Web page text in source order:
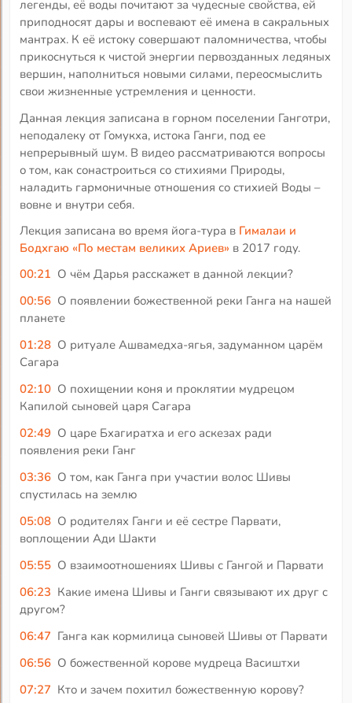
легенды, её воды почитают за чудесные свойства, ей
приподносят дары и воспевают её имена в сакральных
мантрах. К её истоку совершают паломничества, чтобы
прикоснуться к чистой энергии первозданных ледяных
вершин, наполниться новыми силами, переосмыслить
свои жизненные устремления и ценности.
Данная лекция записана в горном поселении Ганготри,
неподалеку от Гомукха, истока Ганги, под ее
непрерывный шум. В видео рассматриваются вопросы
о том, как сонастроиться со стихиями Природы,
наладить гармоничные отношения со стихией Воды –
вовне и внутри себя.
Лекция записана во время йога-тура в Гималаи и
Бодхгаю «По местам великих Ариев» в 2017 году.
00:21 О чём Дарья расскажет в данной лекции?
00:56 О появлении божественной реки Ганга на нашей
планете
01:28 О ритуале Ашвамедха-ягья, задуманном царём
Сагара
02:10 О похищении коня и проклятии мудрецом
Капилой сыновей царя Сагара
02:49 О царе Бхагиратха и его аскезах ради
появления реки Ганг
03:36 О том, как Ганга при участии волос Шивы
спустилась на землю
05:08 О родителях Ганги и её сестре Парвати,
воплощении Ади Шакти
05:55 О взаимоотношениях Шивы с Гангой и Парвати
06:23 Какие имена Шивы и Ганги связывают их друг с
другом?
06:47 Ганга как кормилица сыновей Шивы от Парвати
06:56 О божественной корове мудреца Васиштхи
07:27 Кто и зачем похитил божественную корову?